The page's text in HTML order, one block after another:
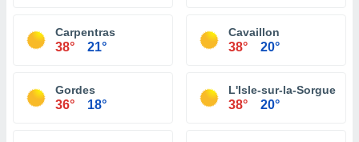
Carpentras
38° 21°
Cavaillon
38° 20°
Gordes
36° 18°
L'Isle-sur-la-Sorgue
38° 20°